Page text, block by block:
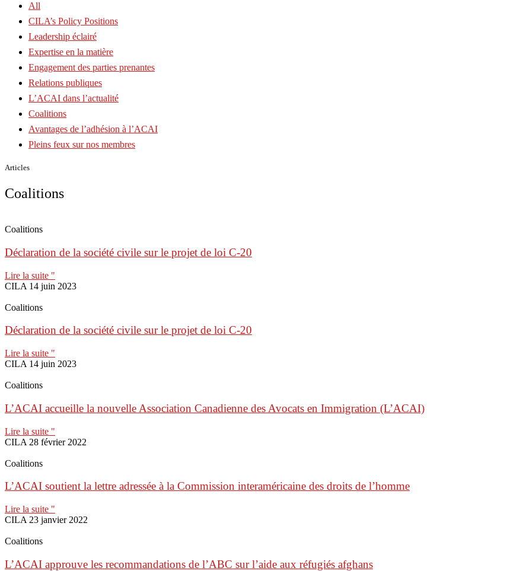
All
CILA’s Policy Positions
Leadership éclairé
Expertise en la matière
Engagement des parties prenantes
Relations publiques
L’ACAI dans l’actualité
Coalitions
Avantages de l’adhésion à l’ACAI
Pleins feux sur nos membres
Articles
Coalitions
Coalitions
Déclaration de la société civile sur le projet de loi C-20
Lire la suite "
CILA 14 juin 2023
Coalitions
Déclaration de la société civile sur le projet de loi C-20
Lire la suite "
CILA 14 juin 2023
Coalitions
L’ACAI accueille la nouvelle Association Canadienne des Avocats en Immigration (L’ACAI)
Lire la suite "
CILA 28 février 2022
Coalitions
L’ACAI soutient la lettre adressée à la Commission interaméricaine des droits de l’homme
Lire la suite "
CILA 23 janvier 2022
Coalitions
L’ACAI approuve les recommandations de l’ABC sur l’aide aux réfugiés afghans